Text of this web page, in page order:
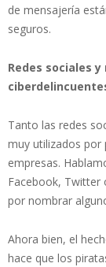
de mensajería
seguros.
Redes sociales
Tanto las redes
muy utilizados por
empresas.
Facebook, Twitter
por nombrar
Ahora bien, el
hace que los